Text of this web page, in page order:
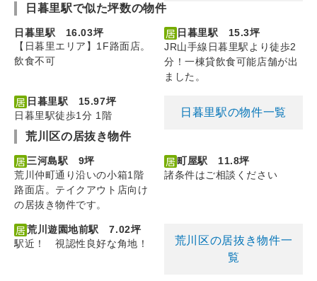
日暮里駅で似た坪数の物件
日暮里駅 16.03坪
【日暮里エリア】1F路面店。
飲食不可
日暮里駅 15.3坪
JR山手線日暮里駅より徒歩2
分！一棟貸飲食可能店舗が出
ました。
日暮里駅 15.97坪
日暮里駅徒歩1分 1階
日暮里駅の物件一覧
荒川区の居抜き物件
三河島駅 9坪
荒川仲町通り沿いの小箱1階
路面店。テイクアウト店向け
の居抜き物件です。
町屋駅 11.8坪
諸条件はご相談ください
荒川遊園地前駅 7.02坪
駅近！ 視認性良好な角地！
荒川区の居抜き物件一
覧